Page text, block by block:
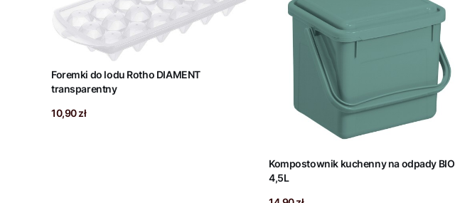
Foremki do lodu Rotho DIAMENT
transparentny
Cena
10,90 zł
Kompostownik kuchenny na odpady BIO
4,5L